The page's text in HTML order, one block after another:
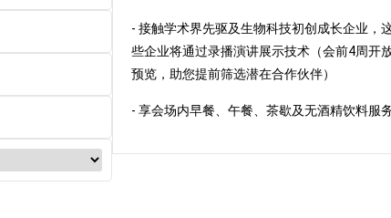
- 接触学术界先驱及生物科技初创成长企业，
些企业将通过录播演讲展示技术（会前4周开
预览，助您提前筛选潜在合作伙伴）
- 享会场内早餐、午餐、茶歇及无酒精饮料服